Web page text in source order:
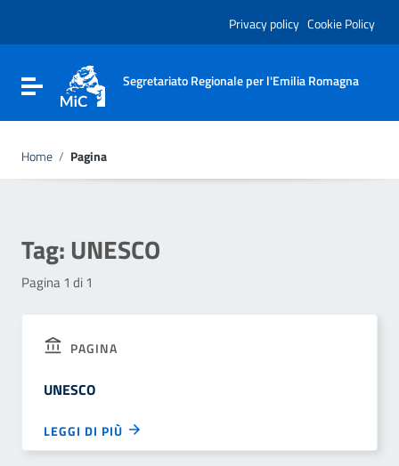
Vai al footer
Privacy policy Cookie Policy
Attiva / disattiva la navigazione
Segretariato Regionale per l'Emilia Romagna
Home / Pagina
Tag: UNESCO
Pagina 1 di 1
PAGINA
UNESCO
LEGGI DI PIÙ